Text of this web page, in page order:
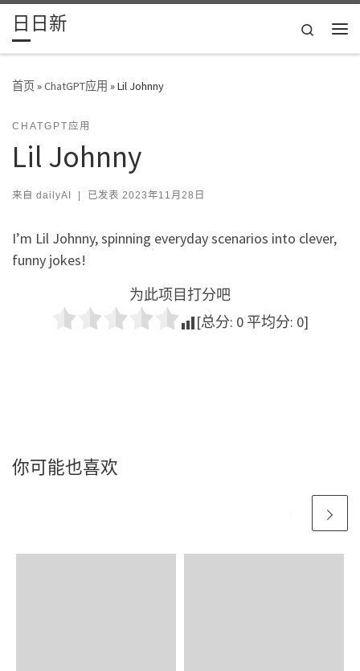
Skip to content
日日新
Search
首页»ChatGPT应用 »Lil Johnny
CHATGPT应用
Lil Johnny
来自 dailyAI | 已发表 2023年11月28日
I’m Lil Johnny, spinning everyday scenarios into clever,
funny jokes!
为此项目打分吧
[总分: 0 平均分: 0]
你可能也喜欢